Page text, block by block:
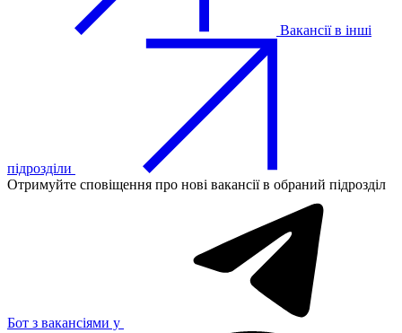
Вакансії в інші
підрозділи
Отримуйте сповіщення про нові вакансії в обраний підрозділ
Бот з вакансіями у